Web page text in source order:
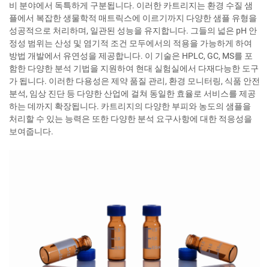
비 분야에서 독특하게 구분됩니다. 이러한 카트리지는 환경 수질 샘
플에서 복잡한 생물학적 매트릭스에 이르기까지 다양한 샘플 유형을
성공적으로 처리하며, 일관된 성능을 유지합니다. 그들의 넓은 pH 안
정성 범위는 산성 및 염기적 조건 모두에서의 적용을 가능하게 하여
방법 개발에서 유연성을 제공합니다. 이 기술은 HPLC, GC, MS를 포
함한 다양한 분석 기법을 지원하여 현대 실험실에서 다재다능한 도구
가 됩니다. 이러한 다용성은 제약 품질 관리, 환경 모니터링, 식품 안전
분석, 임상 진단 등 다양한 산업에 걸쳐 동일한 효율로 서비스를 제공
하는 데까지 확장됩니다. 카트리지의 다양한 부피와 농도의 샘플을
처리할 수 있는 능력은 또한 다양한 분석 요구사항에 대한 적응성을
보여줍니다.